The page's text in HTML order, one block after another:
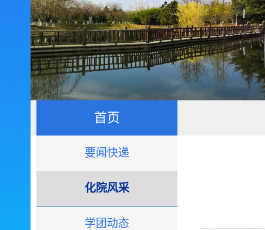
首页
要闻快递
化院风采
学团动态